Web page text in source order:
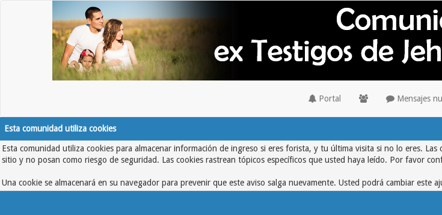
Portal Mensajes
Esta comunidad utiliza cookies
Esta comunidad utiliza cookies para almacenar información de ingreso si eres forista, y tu última visita si no lo eres.
sitio y no posan como riesgo de seguridad. Las cookies rastrean tópicos específicos que usted haya leído. Por favor
Una cookie se almacenará en su navegador para prevenir que este aviso salga nuevamente. Usted podrá cambiar este